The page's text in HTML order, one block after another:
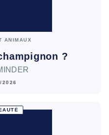
ANIMAUX
?
2026